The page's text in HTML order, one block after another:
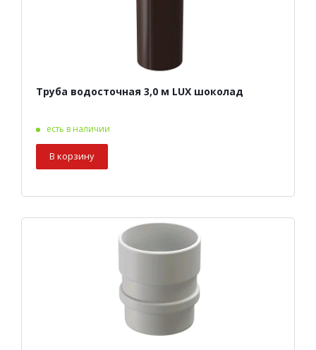
Труба водосточная 3,0 м LUX шоколад
есть в наличии
В корзину